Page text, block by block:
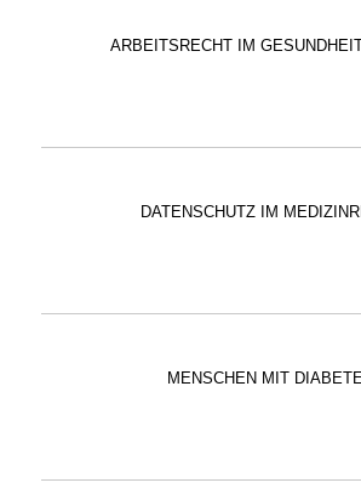
ARBEITSRECHT IM
DATENSCHUTZ IM
MENSCHEN MIT